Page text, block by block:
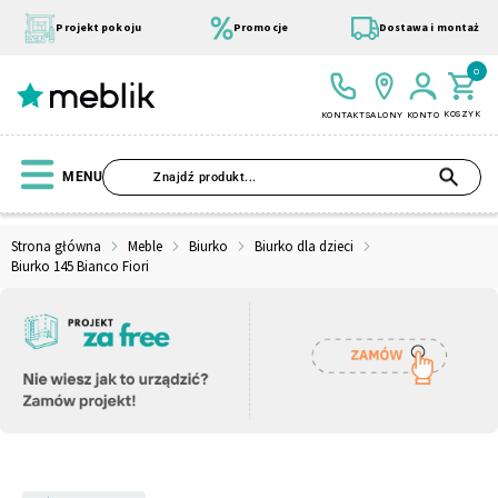
treści
Projekt pokoju Promocje Dostawa i montaż
KONTAKTSALONY KONTO KOSZYK
0
MENU
Strona główna Meble Biurko
Biurko dla dzieci
Biurko 145 Bianco Fiori
Wszystkie Kolekcje
Szafa
Materace